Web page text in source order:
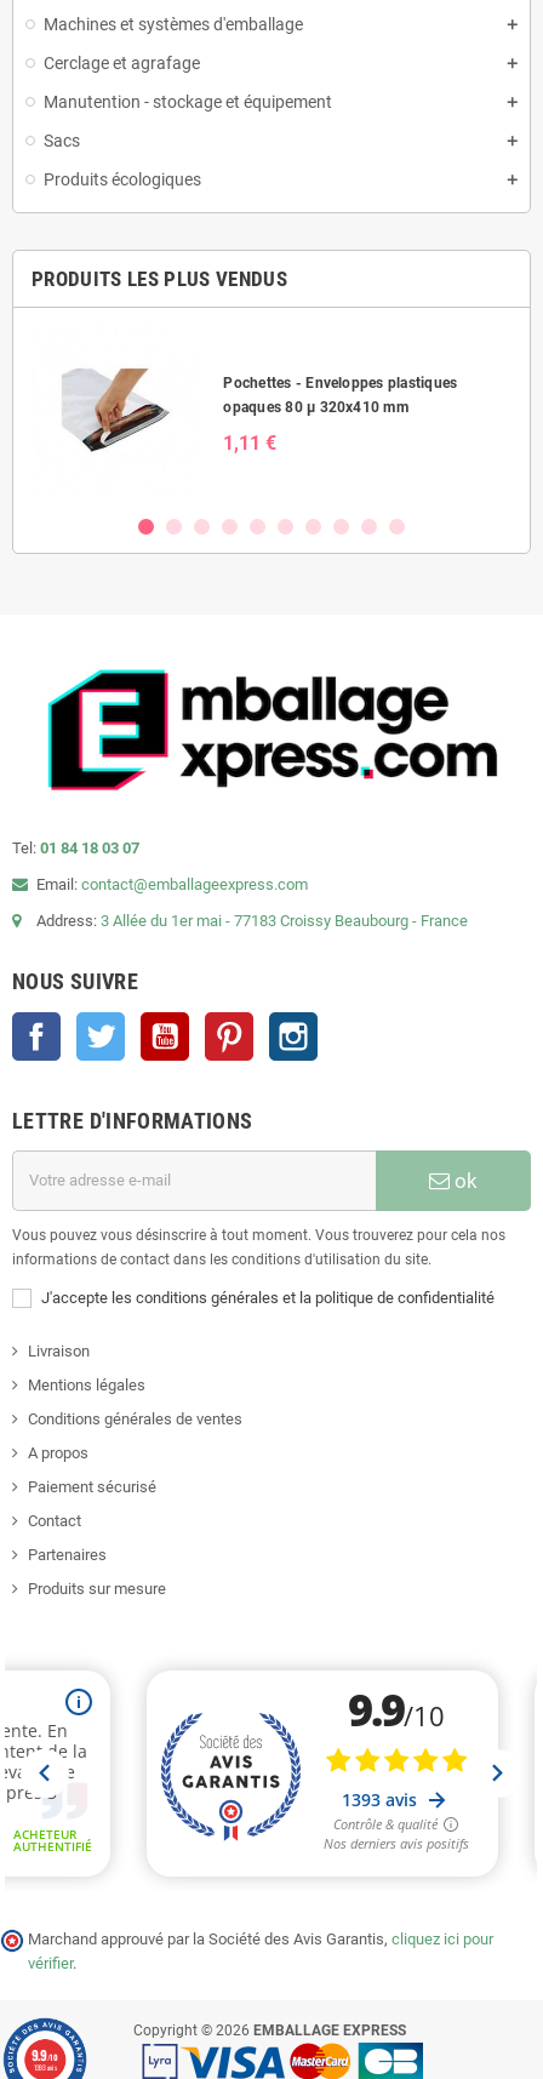
Machines et systèmes d'emballage
Cerclage et agrafage
Manutention - stockage et équipement
Sacs
Produits écologiques
PRODUITS LES PLUS VENDUS
Pochettes - Enveloppes plastiques
opaques 80 µ 320x410 mm
1,11 €
Tel: 01 84 18 03 07
Email: contact@emballageexpress.com
Address: 3 Allée du 1er mai - 77183 Croissy Beaubourg - France
NOUS SUIVRE
Facebook Twitter YouTube Pinterest
LETTRE D'INFORMATIONS
ok
Vous pouvez vous désinscrire à tout moment. Vous trouverez pour cela nos
informations de contact dans les conditions d'utilisation du site.
J'accepte les conditions générales et la politique de confidentialité
Livraison
Mentions légales
Conditions générales de ventes
A propos
Paiement sécurisé
Contact
Partenaires
Produits sur mesure
Marchand approuvé par la Société des Avis Garantis, cliquez ici pour
vérifier.
Copyright © 2026 EMBALLAGE EXPRESS
9.9/10
1393 avis